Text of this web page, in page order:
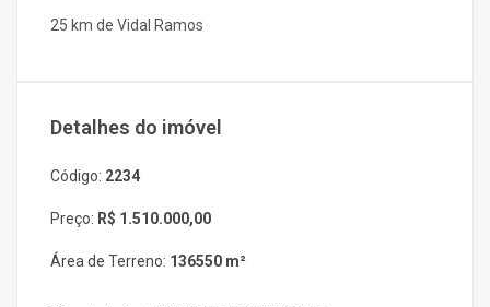
25 km de Vidal Ramos
Detalhes do imóvel
Código: 2234
Preço: R$ 1.510.000,00
Área de Terreno: 136550 m²